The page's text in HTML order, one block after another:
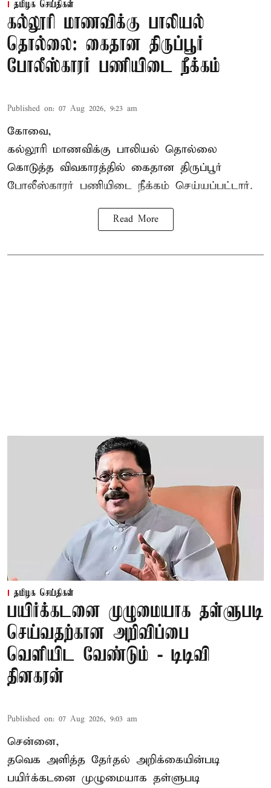
தமிழக செய்திகள்
கல்லூரி மாணவிக்கு பாலியல்
தொல்லை: கைதான திருப்பூர்
போலீஸ்காரர் பணியிடை நீக்கம்
Published on: 07 Aug 2026, 9:23 am
கோவை,
கல்லூரி மாணவிக்கு பாலியல் தொல்லை
கொடுத்த விவகாரத்தில் கைதான திருப்பூர்
போலீஸ்காரர் பணியிடை நீக்கம் செய்யப்பட்டார்.
Read More
தமிழக செய்திகள்
பயிர்க்கடனை முழுமையாக தள்ளுபடி
செய்வதற்கான அறிவிப்பை
வெளியிட வேண்டும் - டிடிவி
தினகரன்
Published on: 07 Aug 2026, 9:03 am
சென்னை,
தவெக அளித்த தேர்தல் அறிக்கையின்படி
பயிர்க்கடனை முழுமையாக தள்ளுபடி